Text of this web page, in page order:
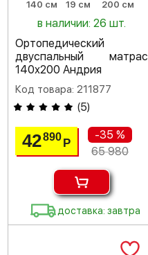
140 см 19 см 200 см
в наличии: 26 шт.
Ортопедический
двуспальный матрас
140х200 Андрия
Код товара: 211877
(5)
42890Р
-35 %
65 980
доставка: завтра